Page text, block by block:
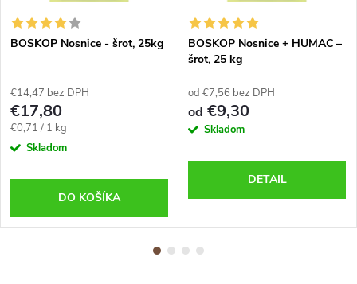
BOSKOP Nosnice - šrot, 25kg
€14,47 bez DPH
€17,80
Jednotková
cena:
€0,71 / 1 kg
Skladom
DO KOŠÍKA
BOSKOP Nosnice + HUMAC –
šrot, 25 kg
od €7,56 bez DPH
od €9,30
Skladom
DETAIL